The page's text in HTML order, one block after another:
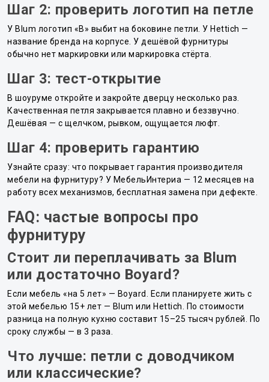
Шаг 2: проверить логотип на петле
У Blum логотип «B» выбит на боковине петли. У Hettich —
название бренда на корпусе. У дешёвой фурнитуры
обычно нет маркировки или маркировка стёрта.
Шаг 3: тест-открытие
В шоуруме откройте и закройте дверцу несколько раз.
Качественная петля закрывается плавно и беззвучно.
Дешёвая — с щелчком, рывком, ощущается люфт.
Шаг 4: проверить гарантию
Узнайте сразу: что покрывает гарантия производителя
мебели на фурнитуру? У МебельИнтериа — 12 месяцев на
работу всех механизмов, бесплатная замена при дефекте.
FAQ: частые вопросы про
фурнитуру
Стоит ли переплачивать за Blum
или достаточно Boyard?
Если мебель «на 5 лет» — Boyard. Если планируете жить с
этой мебелью 15+ лет — Blum или Hettich. По стоимости
разница на полную кухню составит 15–25 тысяч рублей. По
сроку службы — в 3 раза.
Что лучше: петли с доводчиком
или классические?